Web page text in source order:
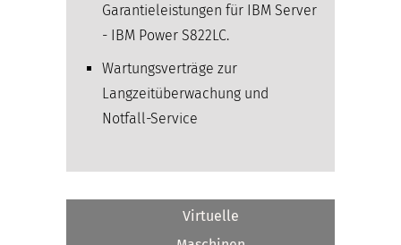
Garantieleistungen für IBM Server
- IBM Power S822LC.
Wartungsverträge zur
Langzeitüberwachung und
Notfall-Service
Virtuelle